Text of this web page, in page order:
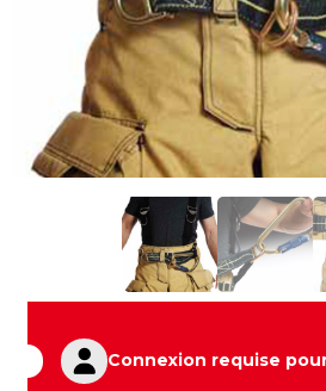
Connexion requise